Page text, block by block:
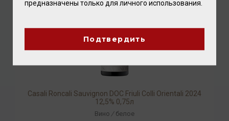
Casali Roncali Sauvignon DOC Friuli Colli Orientali 2024
12,5% 0,75л
Вино / белое
предназначены только для личного использования.
Подтвердить